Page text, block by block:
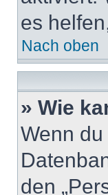
es
Nach oben
» Wie
Wenn
den